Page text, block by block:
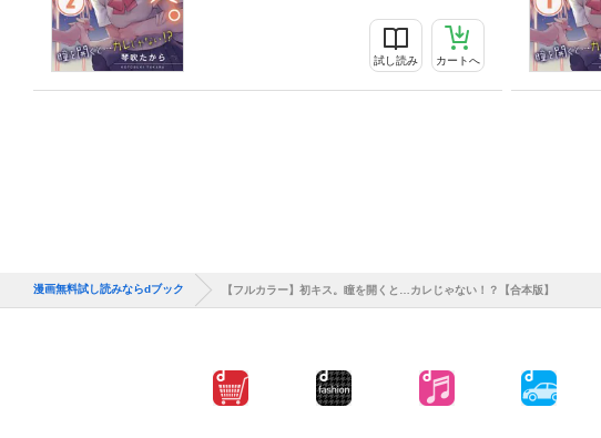
試し読み カートへ
漫画無料試し読みならdブック 【フルカラー】初キス。瞳を開くと…カレじゃない！？【合本版】